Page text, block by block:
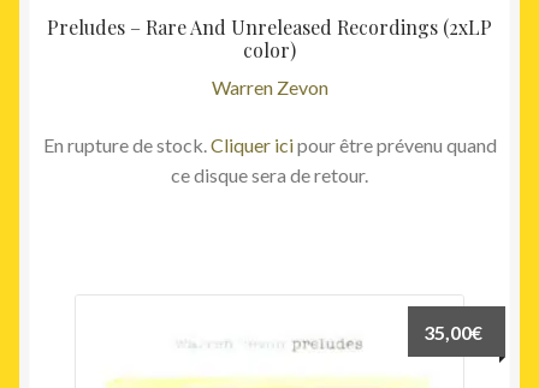
Preludes – Rare And Unreleased Recordings (2xLP
color)
Warren Zevon
En rupture de stock. Cliquer icipour être prévenu quand
ce disque sera de retour.
35,00€